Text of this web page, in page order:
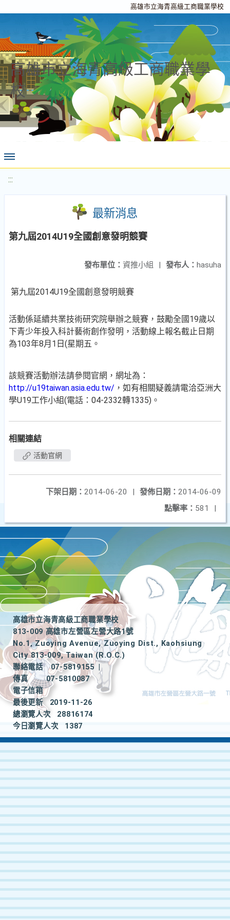
高雄市立海青高級工商職業學校
高雄市立海青高級工商職業學
校
:::
最新消息
第九屆2014U19全國創意發明競賽
發布人： hasuha
發布單位： 資推小組 |
第九屆2014U19全國創意發明競賽
活動係延續共業技術研究院舉辦之競賽，鼓勵全國19歲以
下青少年投入科計藝術創作發明，活動線上報名截止日期
為103年8月1日(星期五。
該競賽活動辦法請參閱官網，網址為：
http://u19taiwan.asia.edu.tw/ ，如有相關疑義請電洽亞洲大
學U19工作小組(電話：04-2332轉1335)。
相關連結
活動官網
發佈日期： 2014-06-09
下架日期： 2014-06-20
|
點擊率： 581 |
高雄市立海青高級工商職業學校
813-009 高雄市左營區左營大路1號
No.1, Zuoying Avenue, Zuoying Dist., Kaohsiung
City 813-009, Taiwan (R.O.C.)
聯絡電話
07-5819155
|
傳真
07-5810087
電子信箱
最後更新
2019-11-26
總瀏覽人次
28816174
今日瀏覽人次
1387